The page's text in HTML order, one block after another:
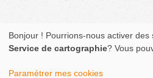
Bonjour ! Pourrions-nous activer
Service de cartographie? Vous
Paramétrer mes cookies